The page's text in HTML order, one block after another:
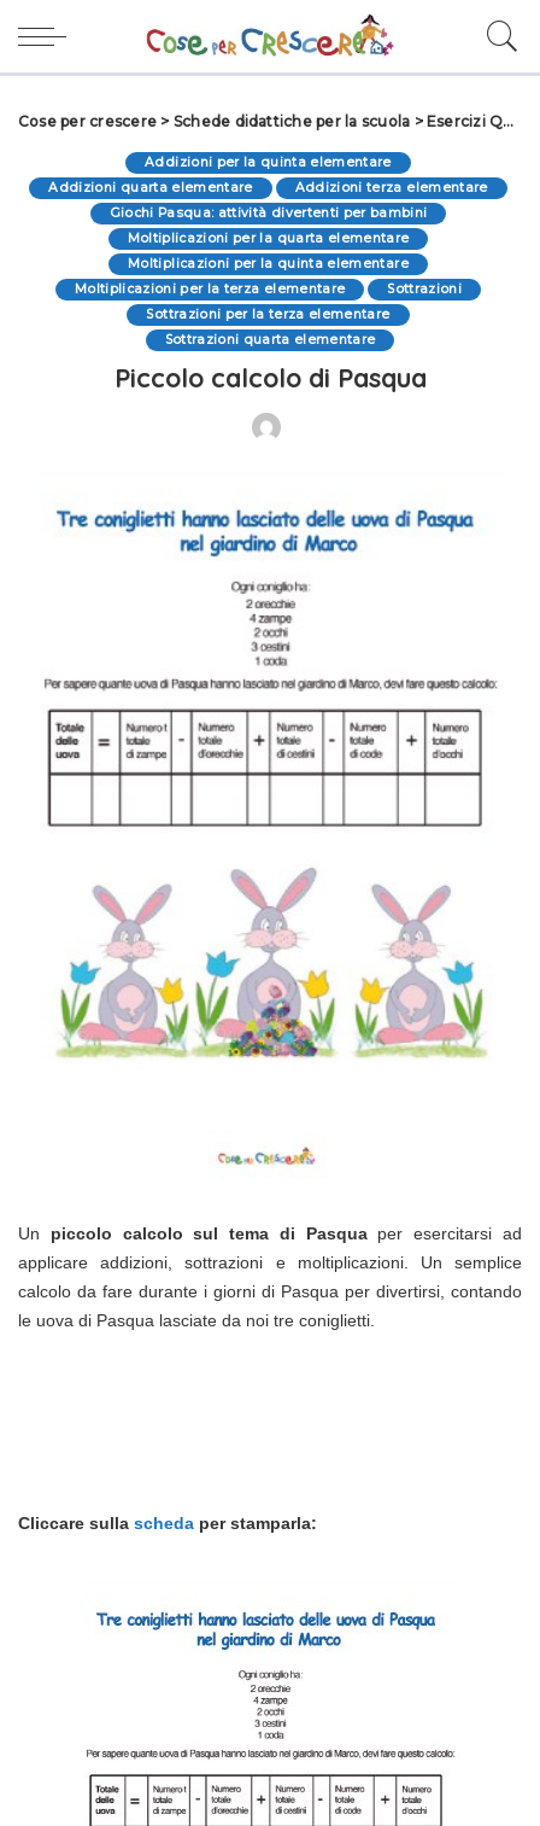
Cose per crescere > Schede didattiche per la scuola > Esercizi Quinta elementare
Addizioni per la quinta elementare
Addizioni quarta elementare
Addizioni terza elementare
Giochi Pasqua: attività divertenti per bambini
Moltiplicazioni per la quarta elementare
Moltiplicazioni per la quinta elementare
Moltiplicazioni per la terza elementare
Sottrazioni
Sottrazioni per la terza elementare
Sottrazioni quarta elementare
Piccolo calcolo di Pasqua
Un piccolo calcolo sul tema di Pasquaper esercitarsi ad
applicare addizioni, sottrazioni e moltiplicazioni. Un semplice
calcolo da fare durante i giorni di Pasqua per divertirsi, contando
le uova di Pasqua lasciate da noi tre coniglietti.
Cliccare sulla scheda per stamparla: